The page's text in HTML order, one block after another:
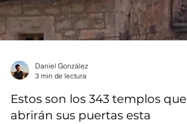
Daniel González
3 min de lectura